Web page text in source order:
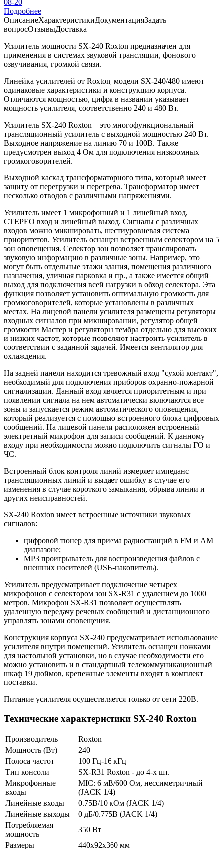
08-20
Подробнее
ОписаниеХарактеристикиДокументацияЗадать
вопросОтзывыДоставка
Усилитель мощности SX-240 Roxton предназначен для
применения в системах звуковой трансляции, фонового
озвучивания, громкой связи.
Линейка усилителей от Roxton, модели SX-240/480 имеют
одинаковые характеристики и конструкцию корпуса.
Отличаются мощностью, цифра в названии указывает
мощность усилителя, соответственно 240 и 480 Вт.
Усилитель SX-240 Roxton – это многофункциональный
трансляционный усилитель с выходной мощностью 240 Вт.
Выходное напряжение на линию 70 и 100В. Также
предусмотрен выход 4 Ом для подключения низкоомных
громкоговорителей.
Выходной каскад трансформаторного типа, который имеет
защиту от перегрузки и перегрева. Трансформатор имеет
несколько отводов с различными напряжениями.
Усилитель имеет 1 микрофонный и 1 линейный вход,
СТЕРЕО вход и линейный выход. Сигналы с различных
входов можно микшировать, шестиуровневая система
приоритетов. Усилитель оснащен встроенным селектором на 5
зон оповещения. Селектор зон позволяет транслировать
звуковую информацию в различные зоны. Например, это
могут быть отдельные этажи здания, помещения различного
назначения, уличная парковка и пр., а также имеется общий
выход для подключения всей нагрузки в обход селектора. Эта
функция позволяет установить оптимальную громкость для
громкоговорителей, которые установлены в различных
местах. На лицевой панели усилителя размещены регуляторы
входных сигналов при микшировании, регулятор общей
громкости Мастер и регуляторы тембра отдельно для высоких
и низких частот, которые позволяют настроить усилитель в
соответствии с заданной задачей. Имеется вентилятор для
охлаждения.
На задней панели находится тревожный вход "сухой контакт",
необходимый для подключения приборов охранно-пожарной
сигнализации. Данный вход является приоритетным и при
появлении сигнала на нем автоматически включаются все
зоны и запускается режим автоматического оповещения,
который реализуется с помощью встроенного блока цифровых
сообщений. На лицевой панели расположен встроенный
электретный микрофон для записи сообщений. К данному
входу при необходимости можно подключить сигналы ГО и
ЧС.
Встроенный блок контроля линий измеряет импеданс
трансляционных линий и выдает ошибку в случае его
изменения в случае короткого замыкания, обрыва линии и
других неисправностей.
SX-240 Roxton имеет встроенные источники звуковых
сигналов:
цифровой тюнер для приема радиостанций в FM и AM
диапазоне;
MP3 проигрыватель для воспроизведения файлов с
внешних носителей (USB-накопитель).
Усилитель предусматривает подключение четырех
микрофонов с селектором зон SX-R31 с удалением до 1000
метров. Микрофон SX-R31 позволяет осуществлять
удаленную передачу речевых сообщений и дистанционного
управлять зонами оповещения.
Конструкция корпуса SX-240 предусматривает использование
усилителя внутри помещений. Усилитель оснащен ножками
для настольной установки, но в случае необходимости его
можно установить и в стандартный телекоммуникационный
шкаф 19 дюймов, крепежные элементы входят в комплект
поставки.
Питание усилителя осуществляется только от сети 220В.
Технические характеристики SX-240 Roxton
Производитель
Roxton
Мощность (Вт)
240
Полоса частот
100 Гц-16 кГц
Тип консоли
SX-R31 Roxton - до 4-х шт.
Микрофонные
входы
MIC: 6 мВ/600 Ом, нессиметричный
(JACK 1/4)
Линейные входы
0.75В/10 кОм (JACK 1/4)
Линейные выходы
0 дБ/0.775В (JACK 1/4)
Потребляемая
мощность
350 Вт
Размеры
440х92х360 мм